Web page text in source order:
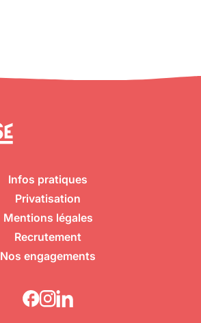
Infos pratiques
Privatisation
Mentions légales
Recrutement
Nos engagements